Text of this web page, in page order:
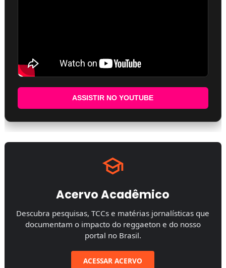
ASSISTIR NO YOUTUBE
Acervo Acadêmico
Descubra pesquisas, TCCs e matérias jornalísticas que
documentam o impacto do reggaeton e do nosso
portal no Brasil.
ACESSAR ACERVO